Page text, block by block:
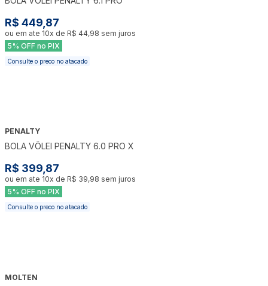
R$ 449,87
ou em ate 10x de R$ 44,98 sem juros
5% OFF no PIX
Consulte o preco no atacado
PENALTY
BOLA VÔLEI PENALTY 6.0 PRO X
R$ 399,87
ou em ate 10x de R$ 39,98 sem juros
5% OFF no PIX
Consulte o preco no atacado
MOLTEN